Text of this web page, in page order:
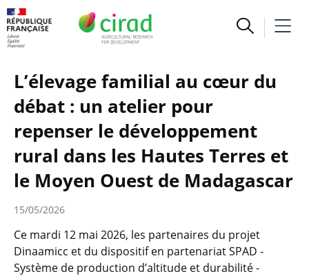
L’élevage familial au cœur du
débat : un atelier pour
repenser le développement
rural dans les Hautes Terres et
le Moyen Ouest de Madagascar
15/05/2026
Ce mardi 12 mai 2026, les partenaires du projet
Dinaamicc et du dispositif en partenariat SPAD -
Système de production d’altitude et durabilité -